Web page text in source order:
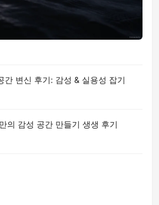
간 변신 후기: 감성 & 실용성 잡기
의 감성 공간 만들기 생생 후기